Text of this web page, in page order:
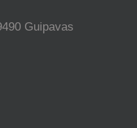
Guipavas